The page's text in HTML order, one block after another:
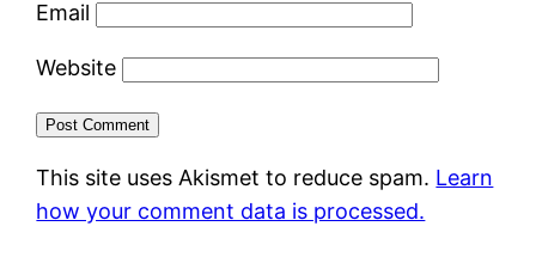
Email
Website
This site uses Akismet to reduce spam. Learn
how your comment data is processed.